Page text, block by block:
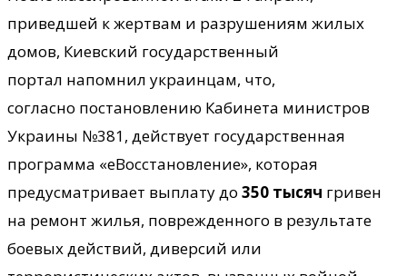
приведшей к жертвам и разрушениям жилых
домов, Киевский государственный
портал напомнил украинцам, что,
согласно постановлению Кабинета министров
Украины №381, действует государственная
программа «еВосстановление», которая
предусматривает выплату до 350 тысяч гривен
на ремонт жилья, поврежденного в результате
боевых действий, диверсий или